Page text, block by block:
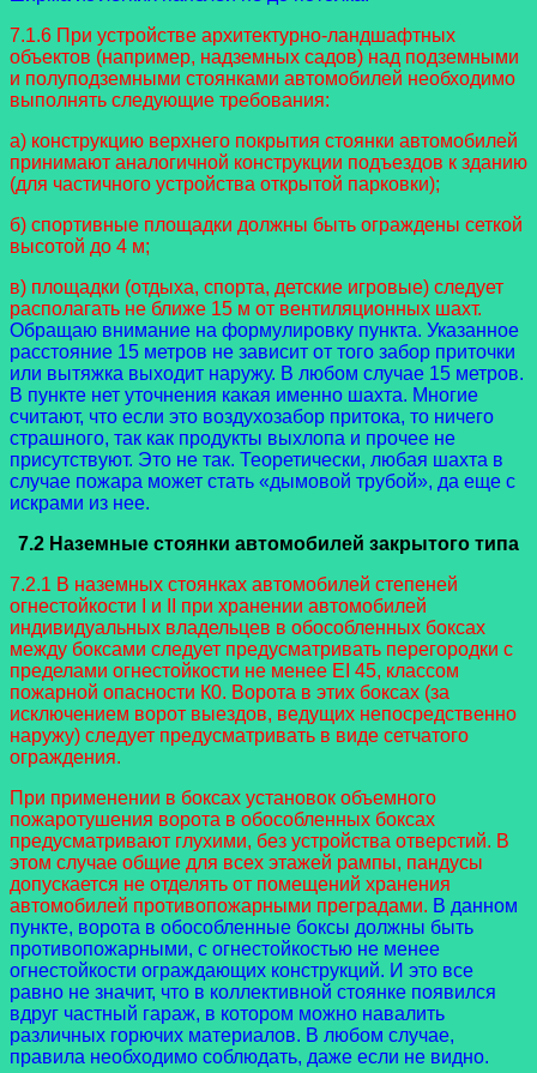
7.1.6 При устройстве архитектурно-ландшафтных
объектов (например, надземных садов) над подземными
и полуподземными стоянками автомобилей необходимо
выполнять следующие требования:
а) конструкцию верхнего покрытия стоянки автомобилей
принимают аналогичной конструкции подъездов к зданию
(для частичного устройства открытой парковки);
б) спортивные площадки должны быть ограждены сеткой
высотой до 4 м;
в) площадки (отдыха, спорта, детские игровые) следует
располагать не ближе 15 м от вентиляционных шахт.
Обращаю внимание на формулировку пункта. Указанное
расстояние 15 метров не зависит от того забор приточки
или вытяжка выходит наружу. В любом случае 15 метров.
В пункте нет уточнения какая именно шахта. Многие
считают, что если это воздухозабор притока, то ничего
страшного, так как продукты выхлопа и прочее не
присутствуют. Это не так. Теоретически, любая шахта в
случае пожара может стать «дымовой трубой», да еще с
искрами из нее.
7.2 Наземные стоянки автомобилей закрытого типа
7.2.1 В наземных стоянках автомобилей степеней
огнестойкости I и II при хранении автомобилей
индивидуальных владельцев в обособленных боксах
между боксами следует предусматривать перегородки с
пределами огнестойкости не менее EI 45, классом
пожарной опасности К0. Ворота в этих боксах (за
исключением ворот выездов, ведущих непосредственно
наружу) следует предусматривать в виде сетчатого
ограждения.
При применении в боксах установок объемного
пожаротушения ворота в обособленных боксах
предусматривают глухими, без устройства отверстий. В
этом случае общие для всех этажей рампы, пандусы
допускается не отделять от помещений хранения
автомобилей противопожарными преградами. В данном
пункте, ворота в обособленные боксы должны быть
противопожарными, с огнестойкостью не менее
огнестойкости ограждающих конструкций. И это все
равно не значит, что в коллективной стоянке появился
вдруг частный гараж, в котором можно навалить
различных горючих материалов. В любом случае,
правила необходимо соблюдать, даже если не видно.